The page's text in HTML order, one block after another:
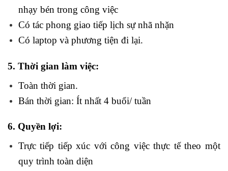
nhạy bén trong công việc
Có tác phong giao tiếp lịch sự nhã nhặn
Có laptop và phương tiện đi lại.
5. Thời gian làm việc:
Toàn thời gian.
Bán thời gian: Ít nhất 4 buổi/ tuần
6. Quyền lợi:
Trực tiếp tiếp xúc với công việc thực tế theo một
quy trình toàn diện